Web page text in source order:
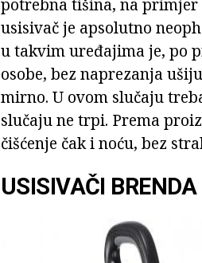
potrebna tišina, na
usisivač je apsolutno
u takvim uređajima je, po
osobe, bez naprezanja
mirno. U ovom slučaju
slučaju ne trpi. Prema
čišćenje čak i noću, bez
USISIVAČI